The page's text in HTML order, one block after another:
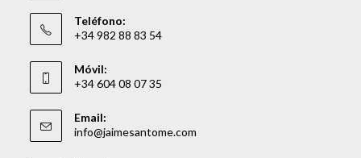
Teléfono:
+34 982 88 83 54
Móvil:
+34 604 08 07 35
Email:
info@jaimesantome.com